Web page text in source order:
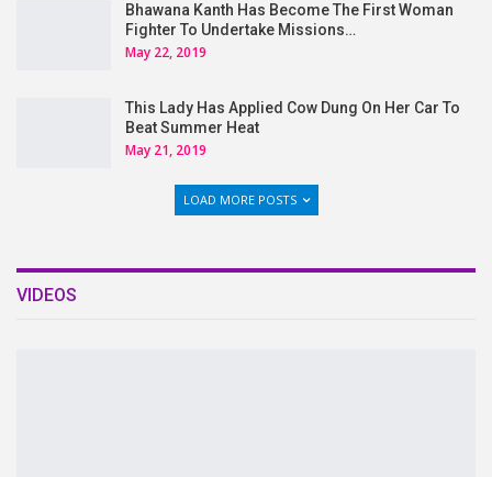
Bhawana Kanth Has Become The First Woman
Fighter To Undertake Missions…
May 22, 2019
This Lady Has Applied Cow Dung On Her Car To
Beat Summer Heat
May 21, 2019
LOAD MORE POSTS
VIDEOS